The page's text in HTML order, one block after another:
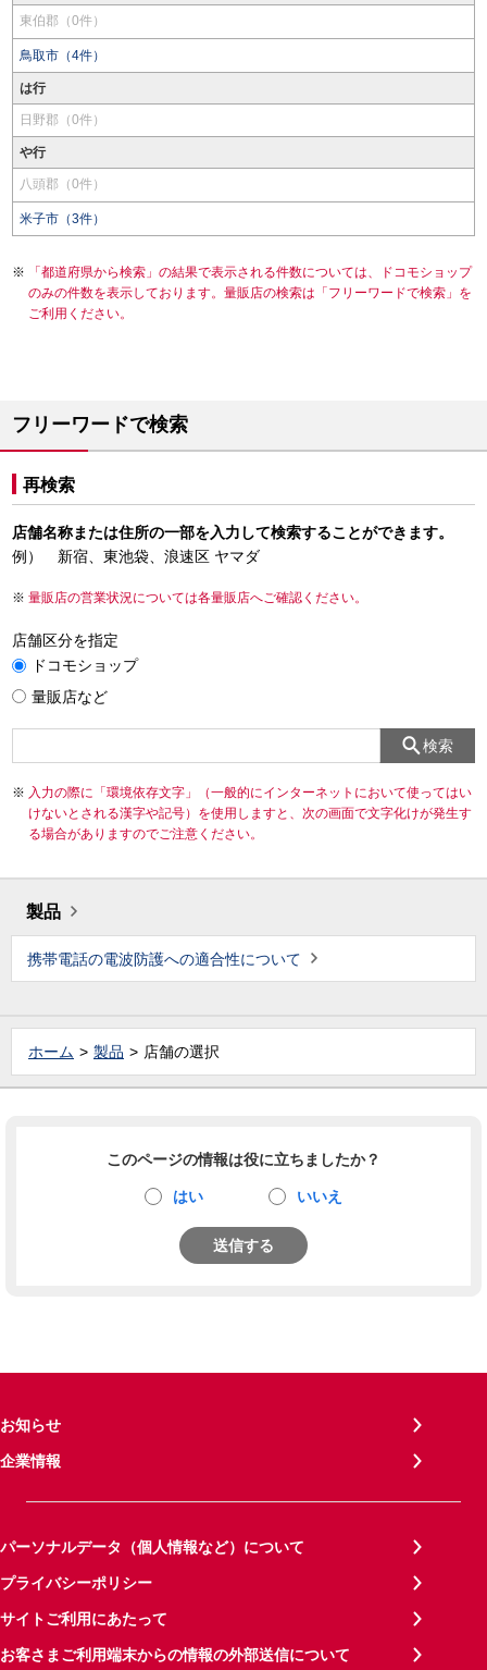
東伯郡（0件）
鳥取市（4件）
は行
日野郡（0件）
や行
八頭郡（0件）
米子市（3件）
「都道府県から検索」の結果で表示される件数については、ドコモショップ
のみの件数を表示しております。量販店の検索は「フリーワードで検索」を
ご利用ください。
フリーワードで検索
再検索
店舗名称または住所の一部を入力して検索することができます。
例） 新宿、東池袋、浪速区 ヤマダ
量販店の営業状況については各量販店へご確認ください。
店舗区分を指定
ドコモショップ
量販店など
検索
入力の際に「環境依存文字」（一般的にインターネットにおいて使ってはい
けないとされる漢字や記号）を使用しますと、次の画面で文字化けが発生す
る場合がありますのでご注意ください。
製品
携帯電話の電波防護への適合性について
ホーム 製品 店舗の選択
このページの情報は役に立ちましたか？
はい いいえ
送信する
お知らせ
企業情報
パーソナルデータ（個人情報など）について
プライバシーポリシー
サイトご利用にあたって
お客さまご利用端末からの情報の外部送信について